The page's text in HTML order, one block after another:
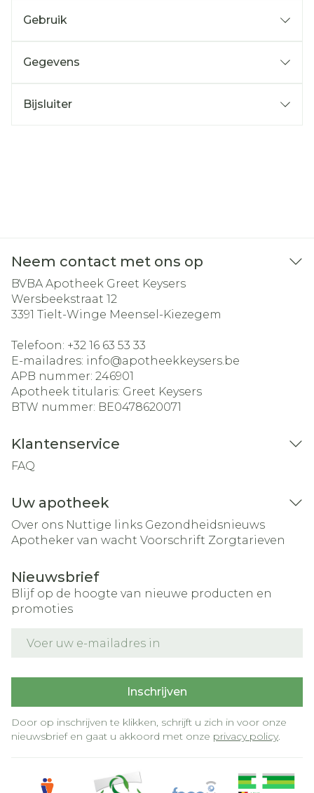
Gebruik
Gegevens
Bijsluiter
Neem contact met ons op
BVBA Apotheek Greet Keysers
Wersbeekstraat 12
3391 Tielt-Winge Meensel-Kiezegem
Telefoon: +32 16 63 53 33
E-mailadres: info@apotheekkeysers.be
APB nummer: 246901
Apotheek titularis: Greet Keysers
BTW nummer: BE0478620071
Klantenservice
FAQ
Uw apotheek
Over ons Nuttige links Gezondheidsnieuws
Apotheker van wacht Voorschrift Zorgtarieven
Nieuwsbrief
Blijf op de hoogte van nieuwe producten en
promoties
Inschrijven
Door op inschrijven te klikken, schrijft u zich in voor onze
nieuwsbrief en gaat u akkoord met onze privacy policy.